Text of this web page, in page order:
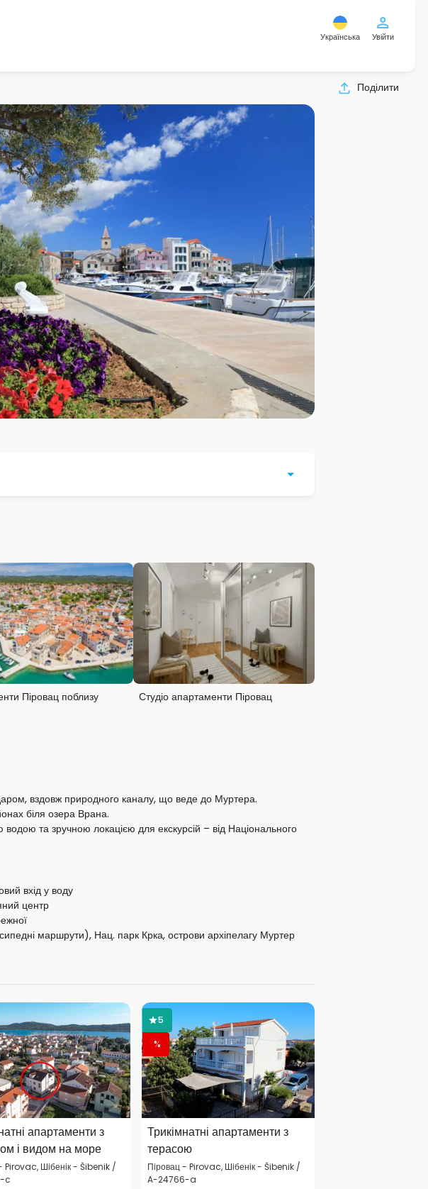
Українська Увійти
Поділити
Піровац поблизу
Студіо апартаменти Піровац
вздовж природного каналу, що веде до Муртера.
біля озера Врана.
та зручною локацією для екскурсій – від Національного
вхід у воду
центр
маршрути), Нац. парк Крка, острови архіпелагу Муртер
апартаменти з
і видом на море
Pirovac, Шібенік - Šibenik /
c
Трикімнатні апартаменти з
терасою
Піровац - Pirovac, Шібенік - Šibenik /
A-24766-a
5
%